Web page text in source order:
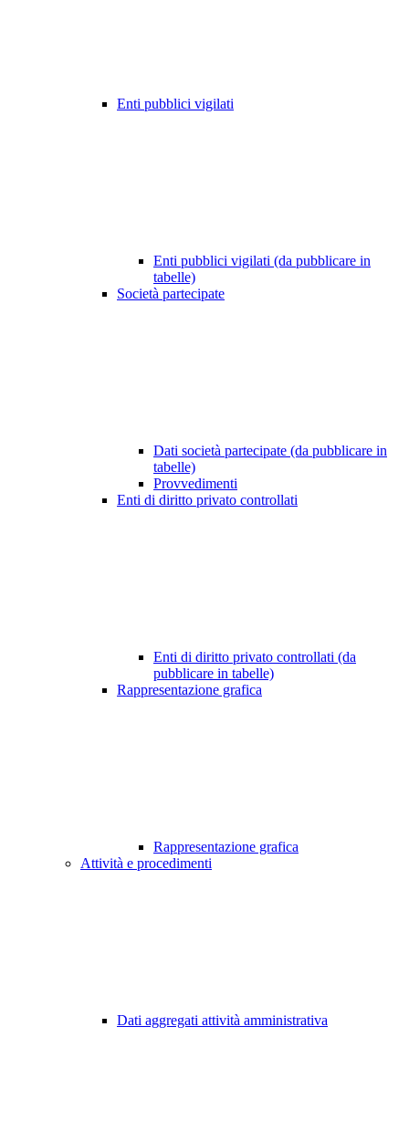
Enti pubblici vigilati
Enti pubblici vigilati (da pubblicare in
tabelle)
Società partecipate
Dati società partecipate (da pubblicare in
tabelle)
Provvedimenti
Enti di diritto privato controllati
Enti di diritto privato controllati (da
pubblicare in tabelle)
Rappresentazione grafica
Rappresentazione grafica
Attività e procedimenti
Dati aggregati attività amministrativa